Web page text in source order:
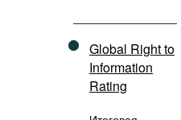
Global Right to
Information
Rating